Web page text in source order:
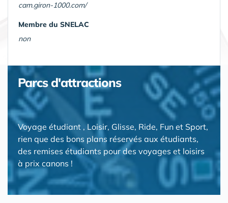
cam.giron-1000.com/
Membre du SNELAC
non
Parcs d'attractions
Voyage étudiant , Loisir, Glisse, Ride, Fun et Sport,
rien que des bons plans réservés aux étudiants,
des remises étudiants pour des voyages et loisirs
à prix canons !